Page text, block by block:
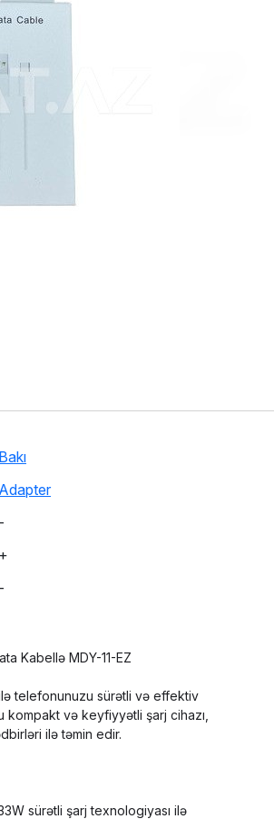
Bakı
Adapter
-
+
-
Kabellə MDY-11-EZ
telefonunuzu sürətli və effektiv
kompakt və keyfiyyətli şarj cihazı,
ilə təmin edir.
sürətli şarj texnologiyası ilə